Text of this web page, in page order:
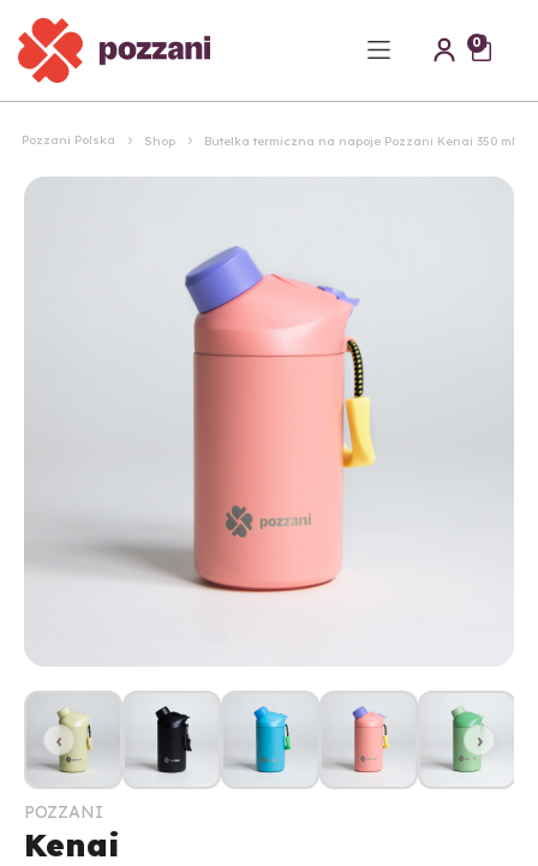
0
Pozzani Polska Shop Butelka termiczna na napoje Pozzani Kenai 350 ml
‹ ›
POZZANI
Kenai